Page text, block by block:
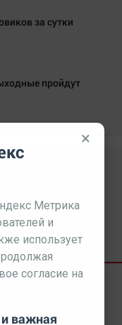
за сутки
пройдут
×
Метрика
и
использует
согласие на
важная